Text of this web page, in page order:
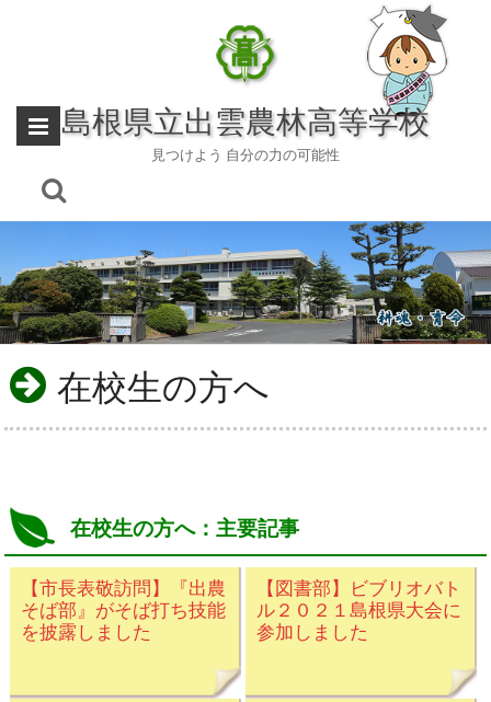
島根県立出雲農林高等学校
見つけよう 自分の力の可能性
在校生の方へ
在校生の方へ：主要記事
【市長表敬訪問】『出農
そば部』がそば打ち技能
を披露しました
【図書部】ビブリオバト
ル２０２１島根県大会に
参加しました